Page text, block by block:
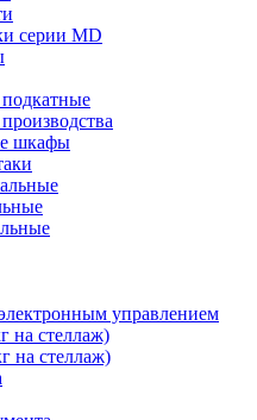
серии MD
шкафы
управлением
на стеллаж)
на стеллаж)